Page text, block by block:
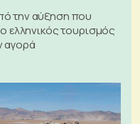
την αύξηση που
ελληνικός τουρισμός
αγορά